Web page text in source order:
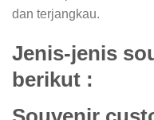
dan terjangkau.
Jenis-jenis
berikut :